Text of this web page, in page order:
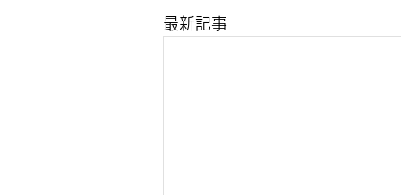
最新記事